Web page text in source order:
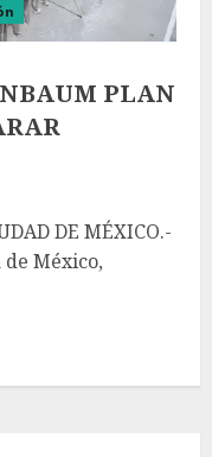
PLAN
DE MÉXICO.-
México,